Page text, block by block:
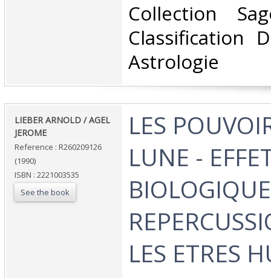
‎Collection
Classification
Astrologie‎
‎LIEBER ARNOLD / AGEL
JEROME‎
Reference : R260209126
(1990)
ISBN : 2221003535
See the book
‎LES
LUNE -
LES ETRES